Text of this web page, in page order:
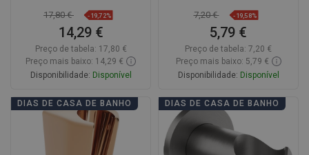
17,80 € -19,72%
14,29 €
Preço de tabela: 17,80 €
Preço mais baixo: 14,29 €
Disponibilidade: Disponível
Adicionar
favorite_border Favoritos
7,20 € -19,58%
5,79 €
Preço de tabela: 7,20 €
Preço mais baixo: 5,79 €
Disponibilidade: Disponível
Adicionar
Comparar
DIAS DE CASA DE BANHO DIAS DE CASA DE BANHO